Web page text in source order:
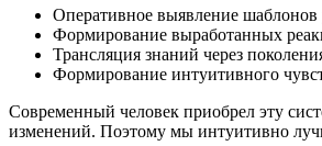
Оперативное выявление шаблонов
Формирование выработанных
Трансляция знаний через
Формирование интуитивного
Современный человек приобрел эту
изменений. Поэтому мы интуитивно